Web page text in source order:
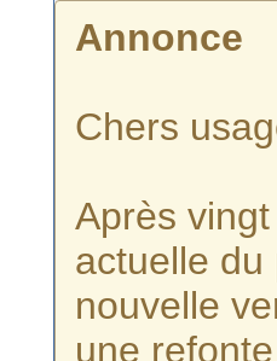
Annonce
Chers
Après
actuelle
nouvelle
une